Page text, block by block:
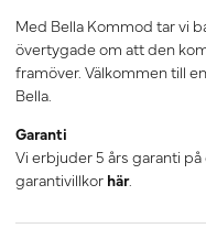
Med Bella Kommod tar vi
övertygade om att den
framöver. Välkommen till
Bella.
Garanti
Vi erbjuder 5 års garanti
garantivillkor här.